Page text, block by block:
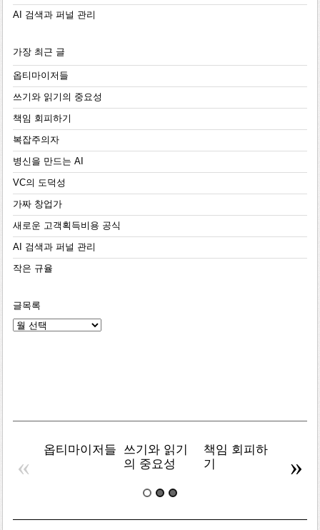
AI 검색과 퍼널 관리
가장 최근 글
옵티마이저들
쓰기와 읽기의 중요성
책임 회피하기
복잡주의자
병신을 만드는 AI
VC의 도덕성
가짜 창업가
새로운 고객획득비용 공식
AI 검색과 퍼널 관리
작은 규율
글목록
글
옵티마이저들
쓰기와 읽기
의 중요성
책임 회피하
기
« »